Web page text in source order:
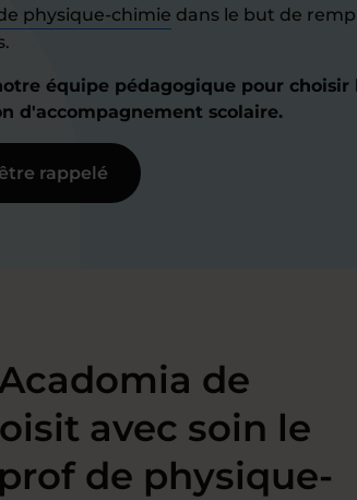
physique-chimie dans le but de
équipe pédagogique pour choisir
d'accompagnement scolaire.
rappelé
de
avec soin le
de physique-